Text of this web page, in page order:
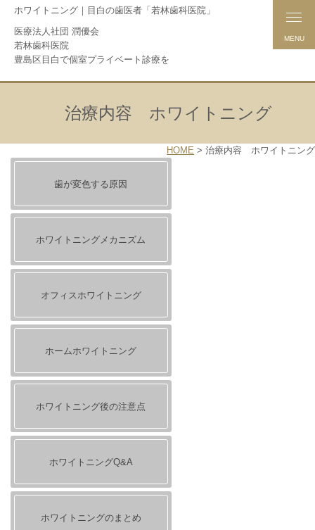
ホワイトニング｜目白の歯医者「若林歯科医院」
医療法人社団 潤優会
若林歯科医院
豊島区目白で個室プライベート診療を
MENU
治療内容 ホワイトニング
HOME > 治療内容 ホワイトニング
歯が変色する原因
ホワイトニングメカニズム
オフィスホワイトニング
ホームホワイトニング
ホワイトニング後の注意点
ホワイトニングQ&A
ホワイトニングのまとめ